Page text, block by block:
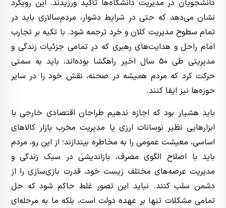
دانشجویان در مدیریت دانشگاه‌ها تأکید ورزیدند. این رویکرد
نشان می‌دهد که حتی در شرایط دشوار، مردم‌سالاری باید در
تمام سطوح مدیریت کلان و خرد ترجمه شود. با تکیه بر تجارب
امام راحل و هدایت‌های رهبری که در تمامی جزئیات زندگی و
مدیریتی طی 50 سال اخیر راهگشا بوده‌اند، باید به سمتی
حرکت کرد که مردم همیشه در صحنه، نقش‌ خود را در سایر
حوزه‌ها نیز ایفا کنند.
باید هشیار بود که اجازه ندهیم طراحان اقتصادی خارجی با
ابزارهایی نظیر نوسانات ارزی یا مدیریت مخرب بازار کالاهای
اساسی، معیشت عمومی را به مخاطره بیندازند؛ از این رو، مردم
باید با اصلاح الگوی مصرف، بازاندیشی در سبک زندگی و
مدیریت عرصه‌های مختلف زیست خود، قدرت بازی‌سازی را از
دشمن سلب کنند. نباید این تصور غلط حاکم شود که حل
تمامی مشکلات تنها بر عهده دولت است، بلکه ما به مرحله‌ای